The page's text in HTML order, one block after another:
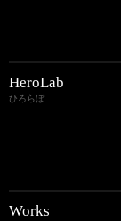
HeroLab
ひろらぼ
Works